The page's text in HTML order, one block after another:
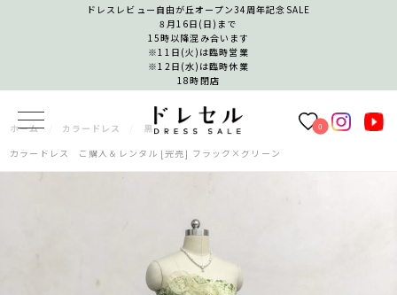
ドレスレビュー自由が丘オープン34周年記念SALE
8月16日(日)まで
15時以降混み合います
※11日(火)は臨時営業
※12日(水)は臨時休業
18時閉店
0
ホーム カラードレス
黒
カラードレス ご購入＆レンタル [完売] ブラック×グリーン